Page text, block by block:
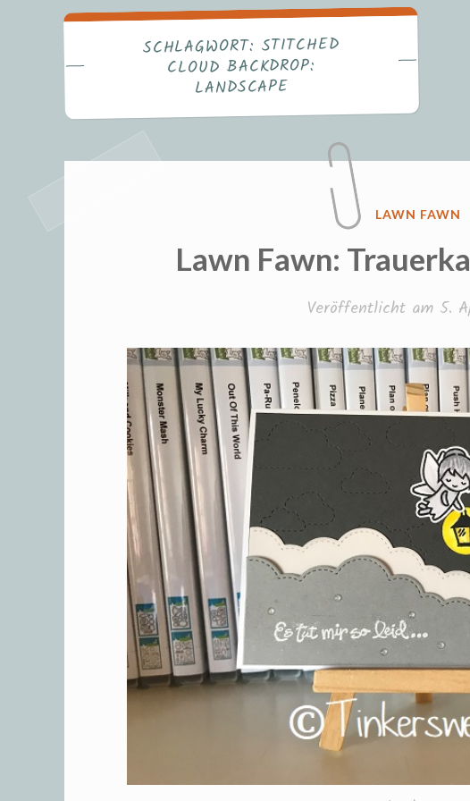
SCHLAGWORT: STITCHED
CLOUD BACKDROP:
LANDSCAPE
LAWN FAWN
Lawn Fawn:
Veröffentlicht am 5.